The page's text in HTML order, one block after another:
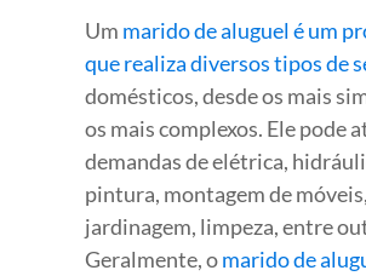
Um marido de aluguel é um
que realiza diversos tipos de
domésticos, desde os mais
os mais complexos. Ele pode
demandas de elétrica,
pintura, montagem de móveis,
jardinagem, limpeza, entre
Geralmente, omarido de